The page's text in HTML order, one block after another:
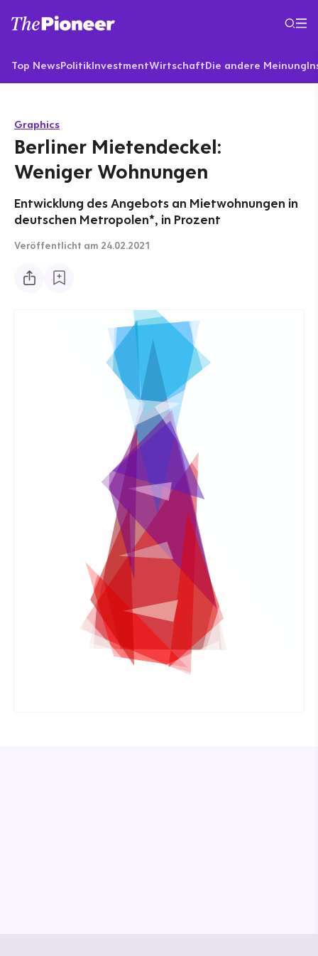
Top NewsPolitikInvestmentWirtschaftDie andere Meinung
Graphics
Berliner Mietendeckel:
Weniger Wohnungen
Entwicklung des Angebots an Mietwohnungen in
deutschen Metropolen*, in Prozent
Veröffentlicht am 24.02.2021